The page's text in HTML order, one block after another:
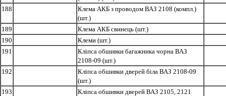
188
Клема АКБ з проводом ВАЗ 2108 (компл.)
(шт.)
189
Клема АКБ свинець (шт.)
190
Клеми (шт.)
191
Кліпса обшивки багажника чорна ВАЗ
2108-09 (шт.)
192
Кліпса обшивки дверей біла ВАЗ 2108-09
(шт.)
193
Кліпса обшивки дверей ВАЗ 2105, 2121